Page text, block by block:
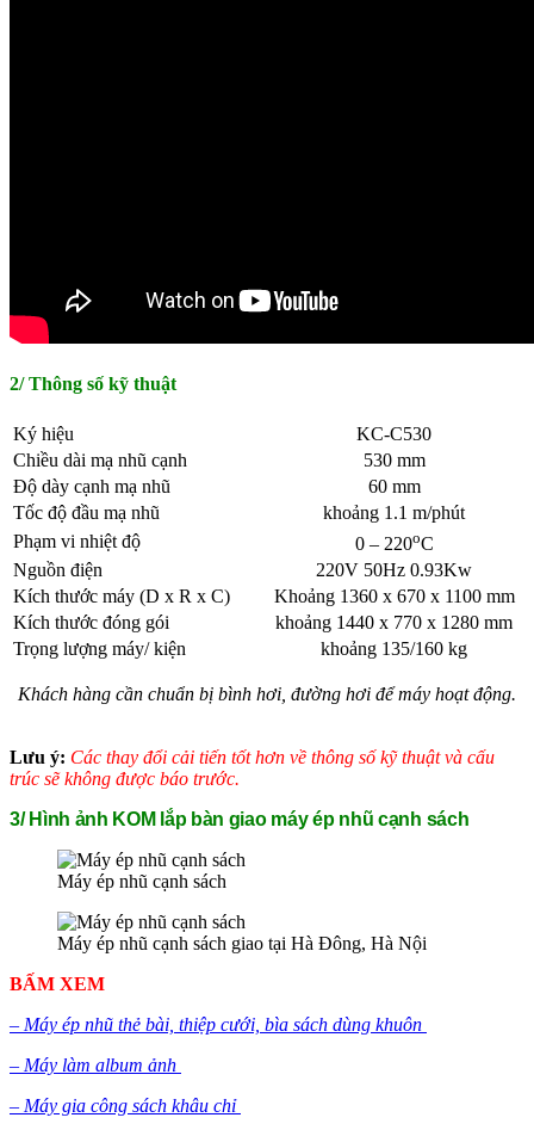
2/ Thông số kỹ thuật
Ký hiệu
KC-C530
Chiều dài mạ nhũ cạnh
530 mm
Độ dày cạnh mạ nhũ
60 mm
Tốc độ đầu mạ nhũ
khoảng 1.1 m/phút
Phạm vi nhiệt độ
0 – 220oC
Nguồn điện
220V 50Hz 0.93Kw
Kích thước máy (D x R x C)
Khoảng 1360 x 670 x 1100 mm
Kích thước đóng gói
khoảng 1440 x 770 x 1280 mm
Trọng lượng máy/ kiện
khoảng 135/160 kg
Khách hàng cần chuẩn bị bình hơi, đường hơi để máy hoạt động.
Lưu ý: Các thay đổi cải tiến tốt hơn về thông số kỹ thuật và cấu
trúc sẽ không được báo trước.
3/ Hình ảnh KOM lắp bàn giao máy ép nhũ cạnh sách
Máy ép nhũ cạnh sách
Máy ép nhũ cạnh sách giao tại Hà Đông, Hà Nội
BẤM XEM
– Máy ép nhũ thẻ bài, thiệp cưới, bìa sách dùng khuôn
– Máy làm album ảnh
– Máy gia công sách khâu chỉ